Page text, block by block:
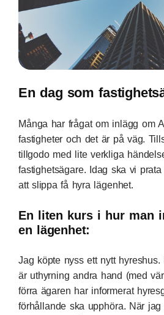
En dag som
Många har frågat om inlägg om
fastigheter och det är på väg.
tillgodo med lite verkliga
fastighetsägare. Idag ska vi
att slippa få hyra lägenhet.
En liten kurs i hur man
en lägenhet:
Jag köpte nyss ett nytt
är uthyrning andra hand (med
förra ägaren har informerat
förhållande ska upphöra. När